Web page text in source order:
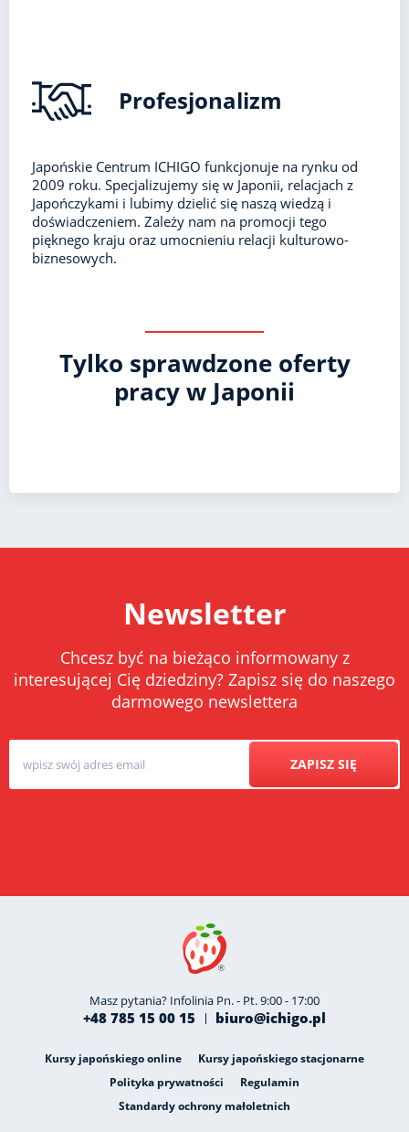
Profesjonalizm
Japońskie Centrum ICHIGO funkcjonuje na rynku od
2009 roku. Specjalizujemy się w Japonii, relacjach z
Japończykami i lubimy dzielić się naszą wiedzą i
doświadczeniem. Zależy nam na promocji tego
pięknego kraju oraz umocnieniu relacji kulturowo-
biznesowych.
Tylko sprawdzone oferty
pracy w Japonii
Newsletter
Chcesz być na bieżąco informowany z
interesującej Cię dziedziny? Zapisz się do naszego
darmowego newslettera
ZAPISZ SIĘ
Masz pytania? Infolinia Pn. - Pt. 9:00 - 17:00
+48 785 15 00 15 biuro@ichigo.pl
Kursy japońskiego online
Kursy japońskiego stacjonarne
Polityka prywatności
Regulamin
Standardy ochrony małoletnich